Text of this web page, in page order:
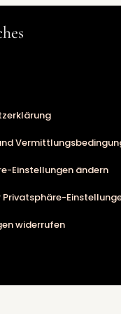
Einstellungen ändern
Privatsphäre-
widerrufen